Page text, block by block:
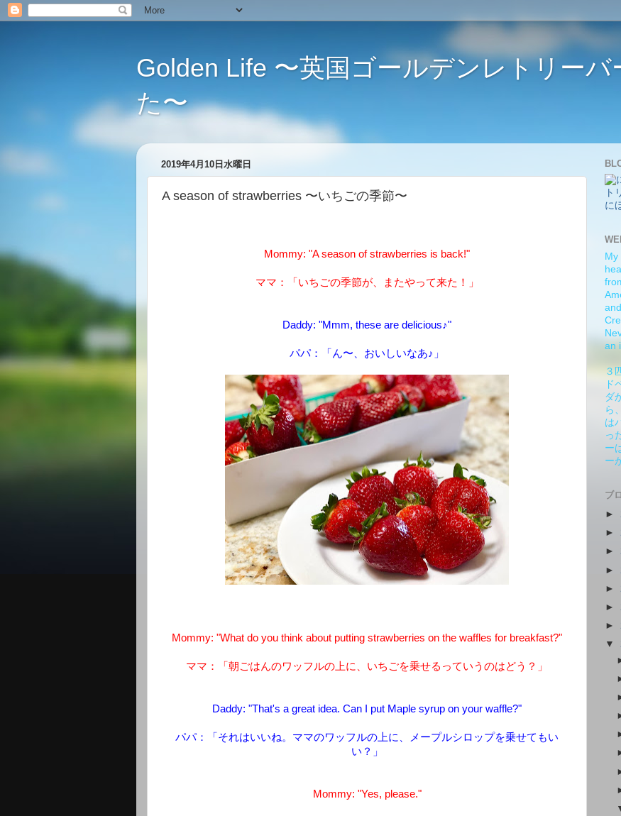
Golden Life 〜英国ゴールデンレトリー
た〜
2019年4月10日水曜日
A season of strawberries 〜いちごの季節〜
Mommy: "A season of strawberries is back!"
ママ：「いちごの季節が、またやって来た！」
Daddy: "Mmm, these are delicious♪"
パパ：「ん〜、おいしいなあ♪」
Mommy: "What do you think about putting strawberries on the waffles for breakfast?"
ママ：「朝ごはんのワッフルの上に、いちごを乗せるっていうのはどう？」
Daddy: "That's a great idea. Can I put Maple syrup on your waffle?"
パパ：「それはいいね。ママのワッフルの上に、メープルシロップを乗せてもい
い？」
Mommy: "Yes, please."
に
an
３
ド
ダ
ら
は
っ
ー
ー
ブ
►
►
►
►
►
►
►
▼